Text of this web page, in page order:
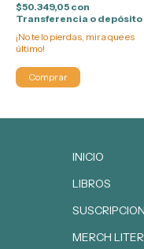
$50.349,05 con
Transferencia o depósito
¡No te lo pierdas, mira que es
último!
INICIO
LIBROS
SUSCRIPCION
MERCH